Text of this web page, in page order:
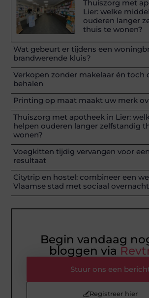
Thuiszorg met
Lier: welke
ouderen langer
thuis te wonen?
Wat gebeurt er tijdens een
brandwerende kluis?
Verkopen zonder makelaar én toch
behalen
Printing op maat maakt uw merk
Thuiszorg met apotheek in Lier:
helpen ouderen langer zelfstandig
wonen?
Voegkitten tijdig vervangen voor
resultaat
Citytrip en hostel: combineer een
Vlaamse stad met sociaal
Begin vandaag
bloggen via
Stuur ons een
Registreer hier